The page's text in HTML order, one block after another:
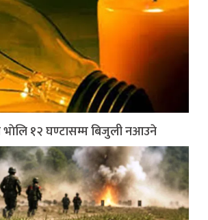
भाेलि १२ घण्टासम्म बिजुली नआउने